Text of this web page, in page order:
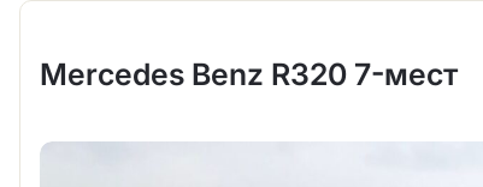
Mercedes Benz R320 7-мест